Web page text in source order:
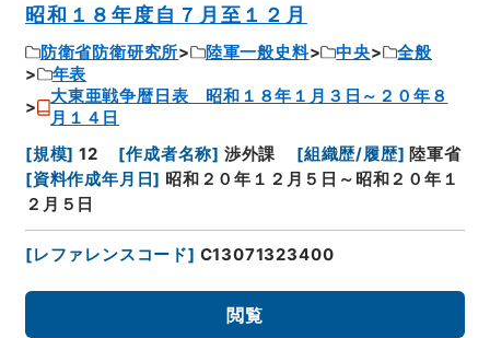
昭和１８年度自７月至１２月
防衛省防衛研究所 陸軍一般史料 中央
全般
年表
大東亜戦争暦日表 昭和１８年１月３日～２０年８
月１４日
[規模] 12 [作成者名称] 渉外課 [組織歴/履歴] 陸軍省
[資料作成年月日] 昭和２０年１２月５日～昭和２０年１
２月５日
[レファレンスコード] C13071323400
閲覧